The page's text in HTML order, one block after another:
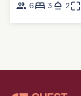
6
3 2